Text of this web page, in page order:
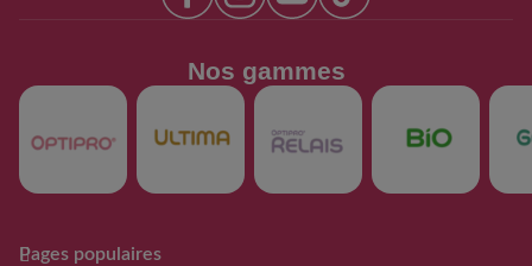
Nos gammes​
Pages populaires